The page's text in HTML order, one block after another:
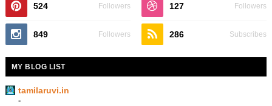
524 Followers 127 Followers
849 Followers 286 Subscribes
MY BLOG LIST
tamilaruvi.in
-